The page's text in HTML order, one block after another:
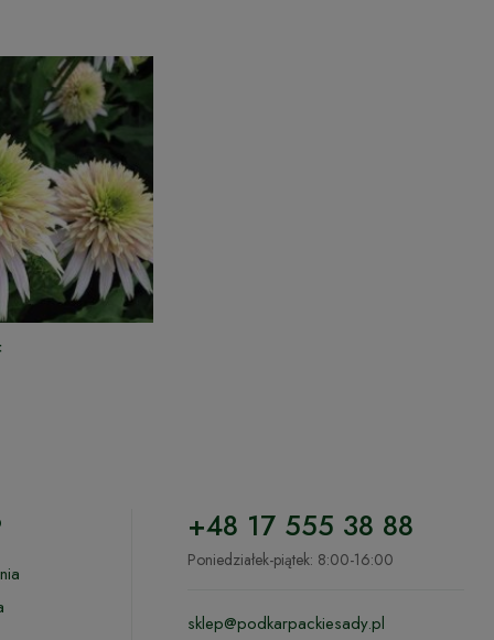
+48 17 555 38 88
Poniedziałek-piątek: 8:00-16:00
sklep@podkarpackiesady.pl